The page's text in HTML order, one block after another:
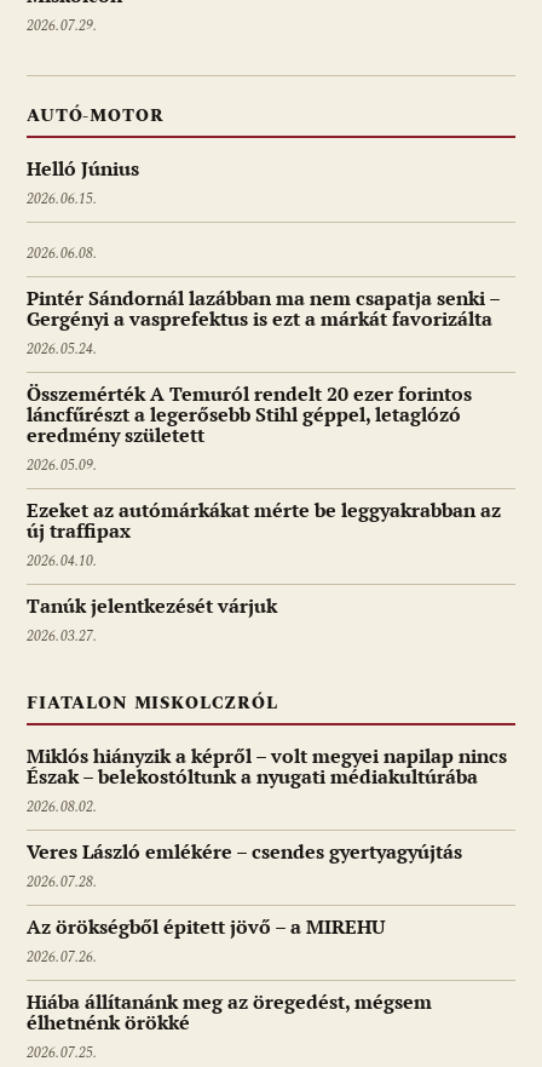
2026.07.29.
AUTÓ-MOTOR
Helló Június
2026.06.15.
2026.06.08.
Pintér Sándornál lazábban ma nem csapatja senki –
Gergényi a vasprefektus is ezt a márkát favorizálta
2026.05.24.
Összemérték A Temuról rendelt 20 ezer forintos
láncfűrészt a legerősebb Stihl géppel, letaglózó
eredmény született
2026.05.09.
Ezeket az autómárkákat mérte be leggyakrabban az
új traffipax
2026.04.10.
Tanúk jelentkezését várjuk
2026.03.27.
FIATALON MISKOLCZRÓL
Miklós hiányzik a képről – volt megyei napilap nincs
Észak – belekostóltunk a nyugati médiakultúrába
2026.08.02.
Veres László emlékére – csendes gyertyagyújtás
2026.07.28.
Az örökségből épitett jövő – a MIREHU
2026.07.26.
Hiába állítanánk meg az öregedést, mégsem
élhetnénk örökké
2026.07.25.